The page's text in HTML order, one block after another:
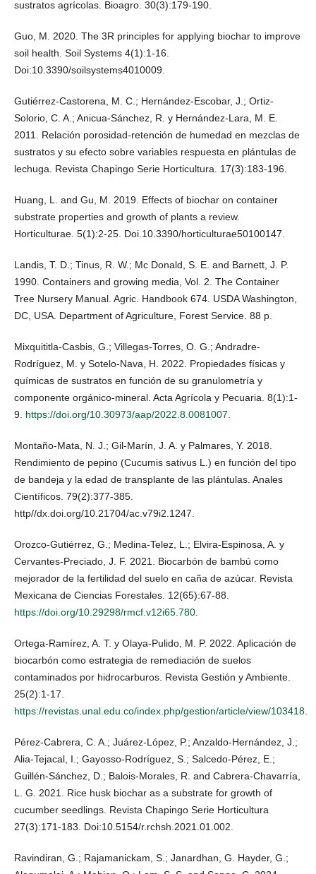
sustratos agrícolas. Bioagro. 30(3):179-190.
Guo, M. 2020. The 3R principles for applying biochar to improve
soil health. Soil Systems 4(1):1-16.
Doi:10.3390/soilsystems4010009.
Gutiérrez-Castorena, M. C.; Hernández-Escobar, J.; Ortiz-
Solorio, C. A.; Anicua-Sánchez, R. y Hernández-Lara, M. E.
2011. Relación porosidad-retención de humedad en mezclas de
sustratos y su efecto sobre variables respuesta en plántulas de
lechuga. Revista Chapingo Serie Horticultura. 17(3):183-196.
Huang, L. and Gu, M. 2019. Effects of biochar on container
substrate properties and growth of plants a review.
Horticulturae. 5(1):2-25. Doi.10.3390/horticulturae50100147.
Landis, T. D.; Tinus, R. W.; Mc Donald, S. E. and Barnett, J. P.
1990. Containers and growing media, Vol. 2. The Container
Tree Nursery Manual. Agric. Handbook 674. USDA Washington,
DC, USA. Department of Agriculture, Forest Service. 88 p.
Mixquititla-Casbis, G.; Villegas-Torres, O. G.; Andradre-
Rodríguez, M. y Sotelo-Nava, H. 2022. Propiedades físicas y
químicas de sustratos en función de su granulometría y
componente orgánico-mineral. Acta Agrícola y Pecuaria. 8(1):1-
9. https://doi.org/10.30973/aap/2022.8.0081007
Montaño-Mata, N. J.; Gil-Marín, J. A. y Palmares, Y. 2018.
Rendimiento de pepino (Cucumis sativus L.) en función del tipo
de bandeja y la edad de transplante de las plántulas. Anales
Científicos. 79(2):377-385.
http//dx.doi.org/10.21704/ac.v79i2.1247.
Orozco-Gutiérrez, G.; Medina-Telez, L.; Elvira-Espinosa, A. y
Cervantes-Preciado, J. F. 2021. Biocarbón de bambú como
mejorador de la fertilidad del suelo en caña de azúcar. Revista
Mexicana de Ciencias Forestales. 12(65):67-88.
https://doi.org/10.29298/rmcf.v12i65.780
Ortega-Ramírez, A. T. y Olaya-Pulido, M. P. 2022. Aplicación de
biocarbón como estrategia de remediación de suelos
contaminados por hidrocarburos. Revista Gestión y Ambiente.
25(2):1-17.
https://revistas.unal.edu.co/index.php/gestion/article/view/103418
Pérez-Cabrera, C. A.; Juárez-López, P.; Anzaldo-Hernández, J.;
Alia-Tejacal, I.; Gayosso-Rodríguez, S.; Salcedo-Pérez, E.;
Guillén-Sánchez, D.; Balois-Morales, R. and Cabrera-Chavarría,
L. G. 2021. Rice husk biochar as a substrate for growth of
cucumber seedlings. Revista Chapingo Serie Horticultura
27(3):171-183. Doi:10.5154/r.rchsh.2021.01.002.
Ravindiran, G.; Rajamanickam, S.; Janardhan, G. Hayder, G.;